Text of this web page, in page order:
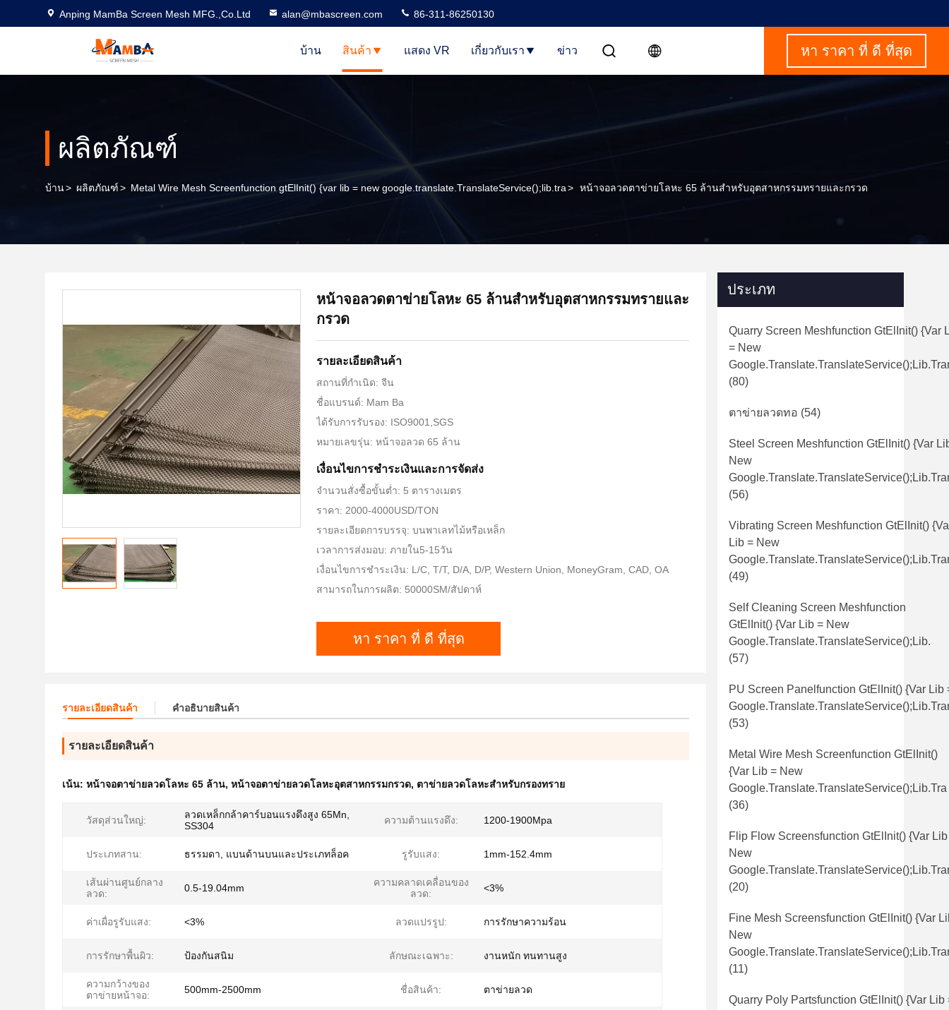
Anping MamBa Screen Mesh MFG.,Co.Ltd alan@mbascreen.com 86-311-86250130
บ้าน สินค้า แสดง VR เกี่ยวกับเรา ข่าว หา ราคา ที่ ดี ที่สุด
ผลิตภัณฑ์
บ้าน> ผลิตภัณฑ์> Metal Wire Mesh Screenfunction gtElInit() {var lib = new google.translate.TranslateService();lib.tra> หน้าจอลวดตาข่ายโลหะ 65 ล้านสำหรับอุตสาหกรรมทรายและกรวด
หน้าจอลวดตาข่ายโลหะ 65 ล้านสำหรับอุตสาหกรรมทรายและ
กรวด
รายละเอียดสินค้า
สถานที่กำเนิด: จีน
ชื่อแบรนด์: Mam Ba
ได้รับการรับรอง: ISO9001,SGS
หมายเลขรุ่น: หน้าจอลวด 65 ล้าน
เงื่อนไขการชําระเงินและการจัดส่ง
จำนวนสั่งซื้อขั้นต่ำ: 5 ตารางเมตร
ราคา: 2000-4000USD/TON
รายละเอียดการบรรจุ: บนพาเลทไม้หรือเหล็ก
เวลาการส่งมอบ: ภายใน5-15วัน
เงื่อนไขการชำระเงิน: L/C, T/T, D/A, D/P, Western Union, MoneyGram, CAD, OA
สามารถในการผลิต: 50000SM/สัปดาห์
หา ราคา ที่ ดี ที่สุด
รายละเอียดสินค้า คําอธิบายสินค้า
รายละเอียดสินค้า
เน้น: หน้าจอตาข่ายลวดโลหะ 65 ล้าน, หน้าจอตาข่ายลวดโลหะอุตสาหกรรมกรวด, ตาข่ายลวดโลหะสำหรับกรองทราย
วัสดุส่วนใหญ่:
ลวดเหล็กกล้าคาร์บอนแรงดึงสูง 65Mn,
SS304
ความต้านแรงดึง: 1200-1900Mpa
ประเภทสาน: ธรรมดา, แบนด้านบนและประเภทล็อค รูรับแสง: 1mm-152.4mm
เส้นผ่านศูนย์กลาง
ลวด:
0.5-19.04mm
ความคลาดเคลื่อนของ
ลวด:
<3%
ค่าเผื่อรูรับแสง: <3% ลวดแปรรูป: การรักษาความร้อน
การรักษาพื้นผิว: ป้องกันสนิม ลักษณะเฉพาะ: งานหนัก ทนทานสูง
ความกว้างของ
ตาข่ายหน้าจอ:
500mm-2500mm ชื่อสินค้า: ตาข่ายลวด
ประเภท
Quarry Screen Meshfunction GtElInit() {var
= New
(80)
ตาข่ายลวดทอ (54)
Steel Screen Meshfunction GtElInit() {var
New
(56)
Vibrating Screen Meshfunction GtElInit()
Lib = New
(49)
Self Cleaning Screen Meshfunction
GtElInit() {var Lib = New
Google.translate.TranslateService();lib.
(57)
PU Screen Panelfunction GtElInit() {var Lib
(53)
Metal Wire Mesh Screenfunction GtElInit()
{var Lib = New
Google.translate.TranslateService();lib.tra
(36)
Flip Flow Screensfunction GtElInit() {var
New
(20)
Fine Mesh Screensfunction GtElInit() {var
New
(11)
Quarry Poly Partsfunction GtElInit() {var Lib